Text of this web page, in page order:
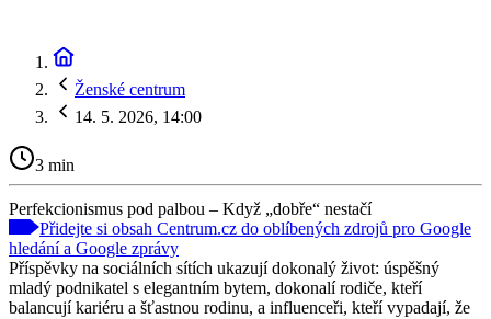
Ženské centrum
14. 5. 2026, 14:00
3 min
Perfekcionismus pod palbou – Když „dobře“ nestačí
Přidejte si obsah Centrum.cz do oblíbených zdrojů pro Google
hledání a Google zprávy
Příspěvky na sociálních sítích ukazují dokonalý život: úspěšný
mladý podnikatel s elegantním bytem, dokonalí rodiče, kteří
balancují kariéru a šťastnou rodinu, a influenceři, kteří vypadají, že